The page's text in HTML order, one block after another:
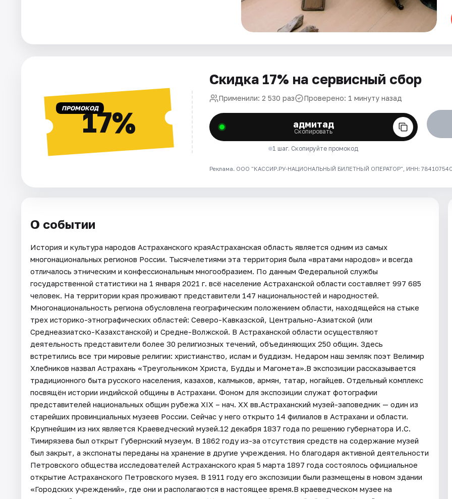
ПРОМОКОД17%
Скидка 17% на сервисный сбор
Применили: 2 530 раз Проверено: 1 минуту назад
адмитад
Скопировать
1 шаг. Скопируйте промокод
Реклама. ООО "КАССИР.РУ-НАЦИОНАЛЬНЫЙ БИЛЕТНЫЙ ОПЕРАТОР", ИНН: 7841075409
О событии
История и культура народов Астраханского краяАстраханская область является одним из самых
многонациональных регионов России. Тысячелетиями эта территория была «вратами народов» и всегда
отличалось этническим и конфессиональным многообразием. По данным Федеральной службы
государственной статистики на 1 января 2021 г. всё население Астраханской области составляет 997 685
человек. На территории края проживают представители 147 национальностей и народностей.
Многонациональность региона обусловлена географическим положением области, находящейся на стыке
трех историко-этнографических областей: Северо-Кавказской, Центрально-Азиатской (или
Среднеазиатско-Казахстанской) и Средне-Волжской. В Астраханской области осуществляют
деятельность представители более 30 религиозных течений, объединяющих 250 общин. Здесь
встретились все три мировые религии: христианство, ислам и буддизм. Недаром наш земляк поэт Велимир
Хлебников назвал Астрахань «Треугольником Христа, Будды и Магомета».В экспозиции рассказывается
традиционного быта русского населения, казахов, калмыков, армян, татар, ногайцев. Отдельный комплекс
посвящён истории индийской общины в Астрахани. Фоном для экспозиции служат фотографии
представителей национальных общин рубежа XIX – нач. XX вв.Астраханский музей-заповедник — один из
старейших провинциальных музеев России. Сейчас у него открыто 14 филиалов в Астрахани и области.
Крупнейшим из них является Краеведческий музей.12 декабря 1837 года по решению губернатора И.С.
Тимирязева был открыт Губернский музеум. В 1862 году из-за отсутствия средств на содержание музей
был закрыт, а экспонаты переданы на хранение в другие учреждения. Но благодаря активной деятельности
Петровского общества исследователей Астраханского края 5 марта 1897 года состоялось официальное
открытие Астраханского Петровского музея. В 1911 году его экспозиции были размещены в новом здании
«Городских учреждений», где они и располагаются в настоящее время.В краеведческом музее на